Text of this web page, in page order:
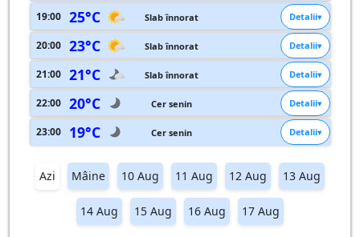
19:00 25°C Slab înnorat Detalii
20:00 23°C Slab înnorat Detalii
21:00 21°C Slab înnorat Detalii
22:00 20°C Cer senin Detalii
23:00 19°C Cer senin Detalii
Azi Mâine 10 Aug 11 Aug 12 Aug 13 Aug
14 Aug 15 Aug 16 Aug 17 Aug